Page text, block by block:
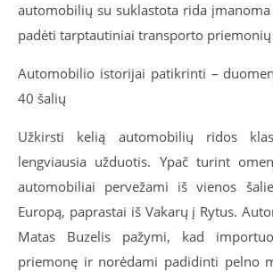
automobilių su suklastota rida
padėti tarptautiniai transporto
Automobilio istorijai patikrinti –
40 šalių
Užkirsti kelią automobilių ridos
lengviausia užduotis. Ypač turint
automobiliai pervežami iš vienos
Europą, paprastai iš Vakarų į Rytus.
Matas Buzelis pažymi, kad
priemonę ir norėdami padidinti pelno